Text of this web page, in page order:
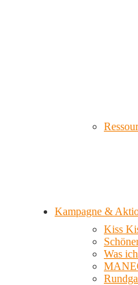
Kampagne &
Kiss
Was